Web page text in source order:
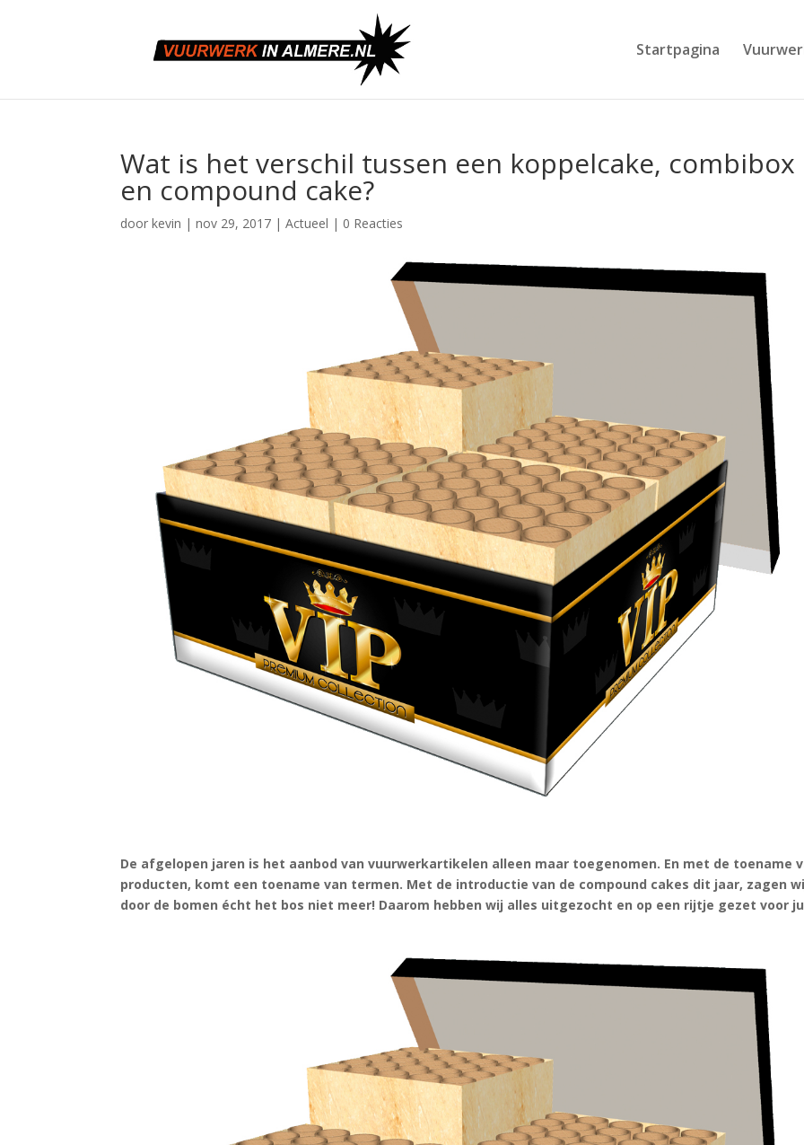
Startpagina
Wat is het verschil tussen een koppelcake, combibox
en compound cake?
doorkevin |nov 29, 2017 |Actueel | 0 Reacties
De afgelopen jaren is het aanbod van vuurwerkartikelen alleen maar toegenomen. En met de toename
producten, komt een toename van termen. Met de introductie van de compound cakes dit jaar, zagen
door de bomen écht het bos niet meer! Daarom hebben wij alles uitgezocht en op een rijtje gezet voor